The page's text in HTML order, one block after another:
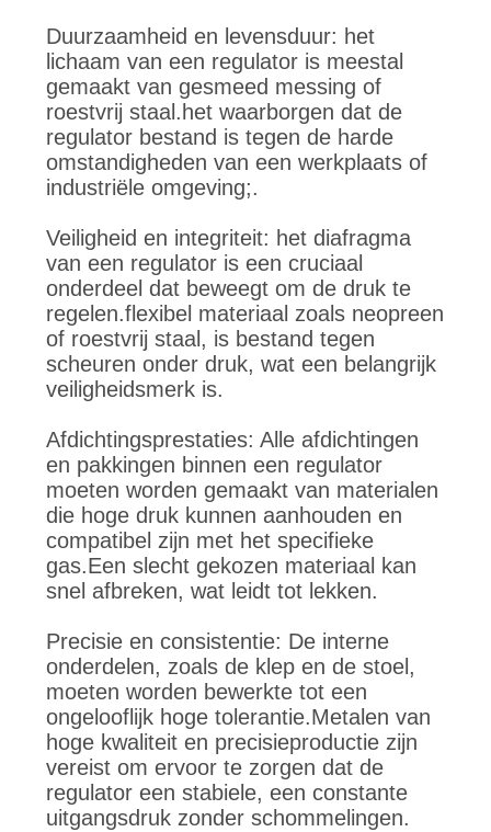
Duurzaamheid en levensduur: het
lichaam van een regulator is meestal
gemaakt van gesmeed messing of
roestvrij staal.het waarborgen dat de
regulator bestand is tegen de harde
omstandigheden van een werkplaats of
industriële omgeving;.
Veiligheid en integriteit: het diafragma
van een regulator is een cruciaal
onderdeel dat beweegt om de druk te
regelen.flexibel materiaal zoals neopreen
of roestvrij staal, is bestand tegen
scheuren onder druk, wat een belangrijk
veiligheidsmerk is.
Afdichtingsprestaties: Alle afdichtingen
en pakkingen binnen een regulator
moeten worden gemaakt van materialen
die hoge druk kunnen aanhouden en
compatibel zijn met het specifieke
gas.Een slecht gekozen materiaal kan
snel afbreken, wat leidt tot lekken.
Precisie en consistentie: De interne
onderdelen, zoals de klep en de stoel,
moeten worden bewerkte tot een
ongelooflijk hoge tolerantie.Metalen van
hoge kwaliteit en precisieproductie zijn
vereist om ervoor te zorgen dat de
regulator een stabiele, een constante
uitgangsdruk zonder schommelingen.